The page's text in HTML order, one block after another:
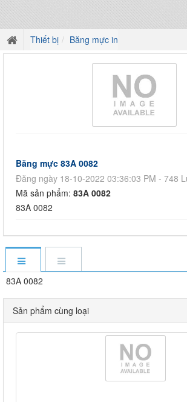
Thiết bị Băng mực in
Băng mực 83A 0082
Đăng ngày 18-10-2022 03:36:03 PM - 748
Mã sản phẩm: 83A 0082
83A 0082
83A 0082
Sản phẩm cùng loại